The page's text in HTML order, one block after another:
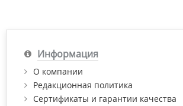
Информация
О компании
Редакционная политика
Сертификаты и гарантии качества